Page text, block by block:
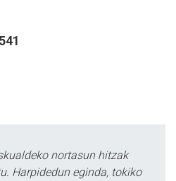
nortasun hitzak
Harpidedun eginda, tokiko